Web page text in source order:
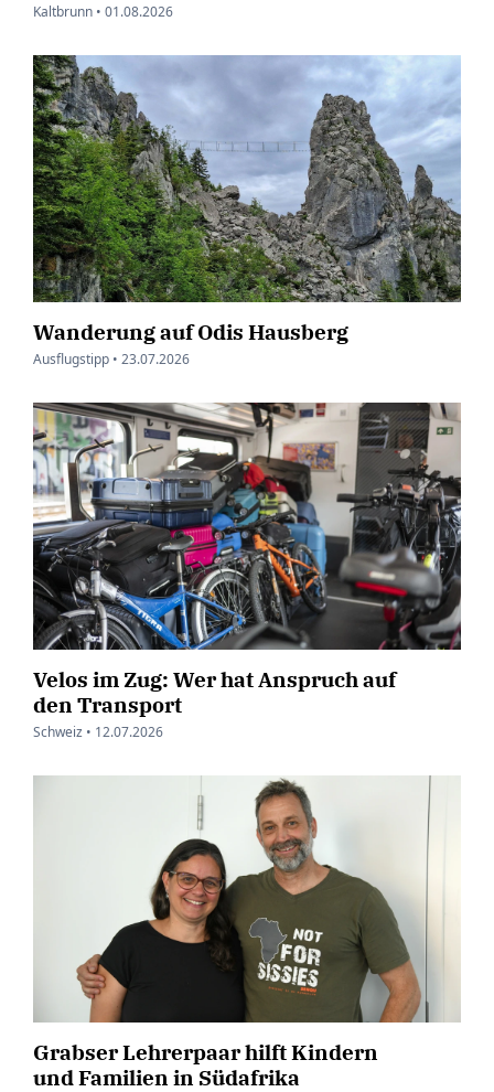
Kaltbrunn • 01.08.2026
Wanderung auf Odis Hausberg
Ausflugstipp • 23.07.2026
Velos im Zug: Wer hat Anspruch auf
den Transport
Schweiz • 12.07.2026
Grabser Lehrerpaar hilft Kindern
und Familien in Südafrika